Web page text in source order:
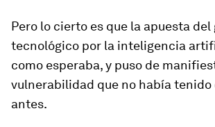
Pero lo cierto es que la apuesta
tecnológico por la inteligencia
como esperaba, y puso de
vulnerabilidad que no había tenido
antes.